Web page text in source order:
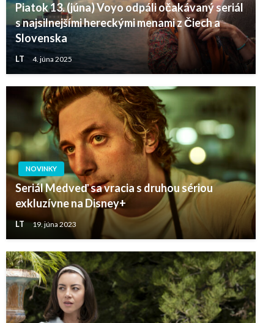
Piatok 13. (júna) Voyo odpáli očakávaný seriál
s najsilnejšími hereckými menami z Čiech a
Slovenska
LT 4. júna 2025
NOVINKY
Seriál Medveď sa vracia s druhou sériou
exkluzívne na Disney+
LT 19. júna 2023